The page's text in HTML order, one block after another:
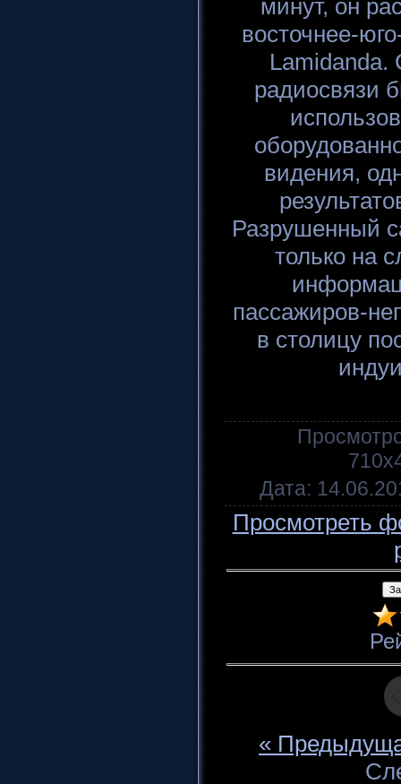
минут, он
восточнее-
Lamidanda.
радиосвязи
видения,
Разрушенный
только на
пассажиров-
в столицу
Дата:
Просмотреть
«